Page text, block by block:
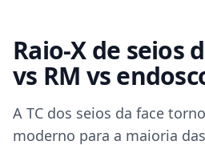
Raio-X de seios
vs RM vs
A TC dos seios da face
moderno para a maioria